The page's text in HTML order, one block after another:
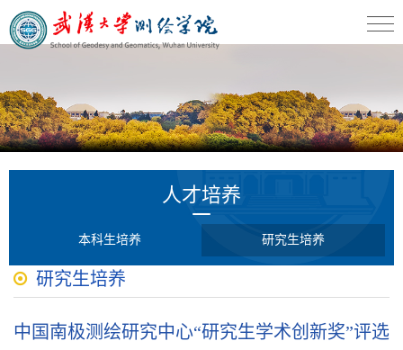
人才培养
本科生培养 研究生培养
研究生培养
中国南极测绘研究中心“研究生学术创新奖”评选